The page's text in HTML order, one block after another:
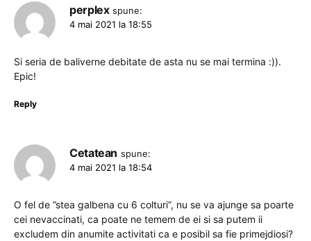
perplex spune:
4 mai 2021 la 18:55
Si seria de baliverne debitate de asta nu se mai termina :)).
Epic!
Reply
Cetatean spune:
4 mai 2021 la 18:54
O fel de ”stea galbena cu 6 colturi”, nu se va ajunge sa poarte
cei nevaccinati, ca poate ne temem de ei si sa putem ii
excludem din anumite activitati ca e posibil sa fie primejdiosi?